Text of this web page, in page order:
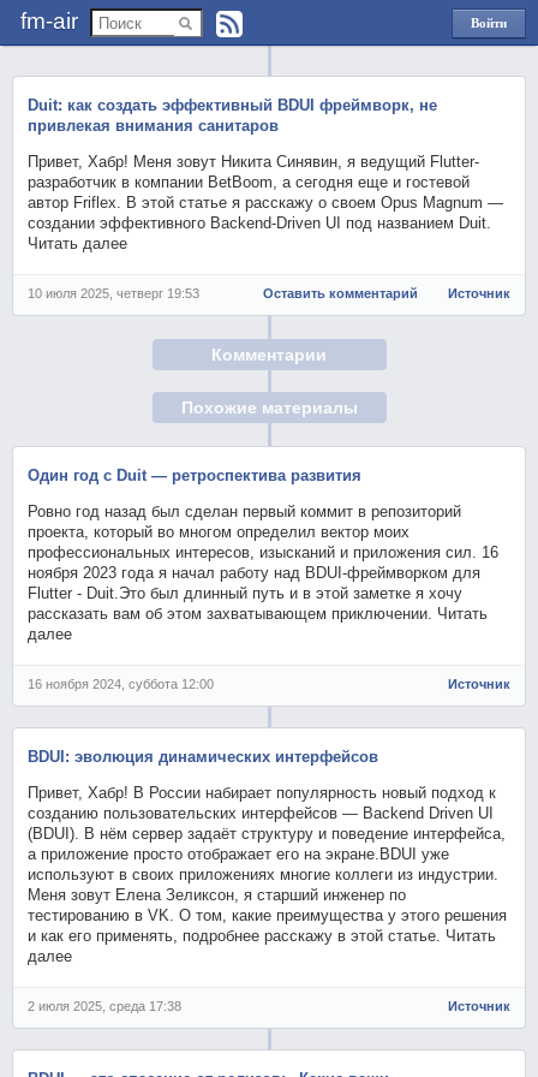
fm-air
Войти
через
Duit: как создать эффективный BDUI фреймворк, не
привлекая внимания санитаров
Привет, Хабр! Меня зовут Никита Синявин, я ведущий Flutter-
разработчик в компании BetBoom, а сегодня еще и гостевой
автор Friflex. В этой статье я расскажу о своем Opus Magnum —
создании эффективного Backend-Driven UI под названием Duit.
Читать далее
10 июля 2025, четверг 19:53 Оставить комментарий Источник
Комментарии
Похожие материалы
Один год с Duit — ретроспектива развития
Ровно год назад был сделан первый коммит в репозиторий
проекта, который во многом определил вектор моих
профессиональных интересов, изысканий и приложения сил. 16
ноября 2023 года я начал работу над BDUI-фреймворком для
Flutter - Duit.Это был длинный путь и в этой заметке я хочу
рассказать вам об этом захватывающем приключении. Читать
далее
16 ноября 2024, суббота 12:00 Источник
BDUI: эволюция динамических интерфейсов
Привет, Хабр! В России набирает популярность новый подход к
созданию пользовательских интерфейсов — Backend Driven UI
(BDUI). В нём сервер задаёт структуру и поведение интерфейса,
а приложение просто отображает его на экране.BDUI уже
используют в своих приложениях многие коллеги из индустрии.
Меня зовут Елена Зеликсон, я старший инженер по
тестированию в VK. О том, какие преимущества у этого решения
и как его применять, подробнее расскажу в этой статье. Читать
далее
2 июля 2025, среда 17:38 Источник